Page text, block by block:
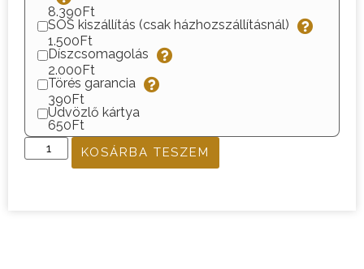
8.390Ft
SOS kiszállítás (csak házhozszállításnál)
1.500Ft
Díszcsomagolás
2.000Ft
Törés garancia
390Ft
Üdvözlő kártya
650Ft
KOSÁRBA TESZEM